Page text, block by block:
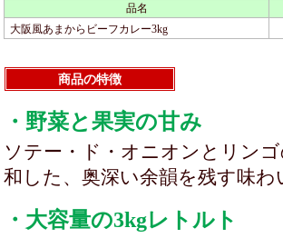
品名
大阪風あまからビーフカレー3kg
商品の特徴
・野菜と果実の甘み
ソテー・ド・オニオンとリン
和した、奥深い余韻を残す味
・大容量の3kgレトルト